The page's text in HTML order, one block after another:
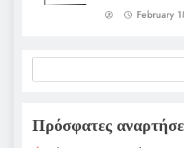
February
Πρόσφατες